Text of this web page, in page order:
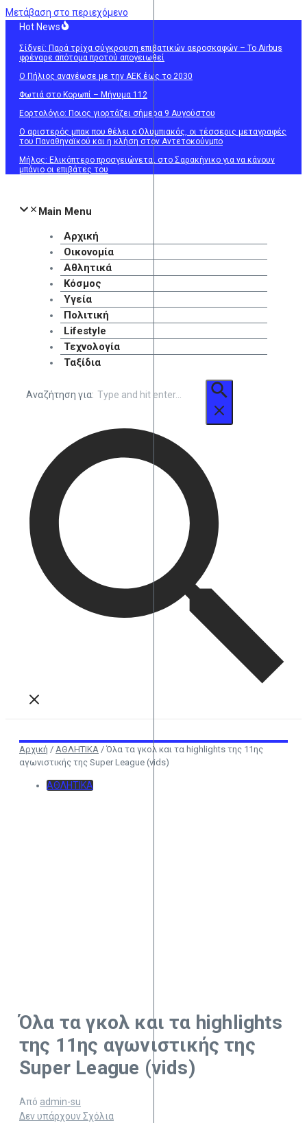
Μετάβαση στο περιεχόμενο
Hot News
Σίδνεϊ: Παρά τρίχα σύγκρουση επιβατικών αεροσκαφών – Το Airbus
φρέναρε απότομα προτού απογειωθεί
O Πήλιος ανανέωσε με την ΑΕΚ έως το 2030
Φωτιά στο Κορωπί – Μήνυμα 112
Εορτολόγιο: Ποιος γιορτάζει σήμερα 9 Αυγούστου
Ο αριστερός μπακ που θέλει ο Ολυμπιακός, οι τέσσερις μεταγραφές
του Παναθηναϊκού και η κλήση στον Αντετοκούνμπο
Μήλος: Ελικόπτερο προσγειώνεται στο Σαρακήνικο για να κάνουν
μπάνιο οι επιβάτες του
Main Menu
Αρχική
Οικονομία
Αθλητικά
Κόσμος
Υγεία
Πολιτική
Lifestyle
Τεχνολογία
Ταξίδια
Αναζήτηση για:
Αρχική / ΑΘΛΗΤΙΚΑ / Όλα τα γκολ και τα highlights της 11ης
αγωνιστικής της Super League (vids)
ΑΘΛΗΤΙΚΑ
Όλα τα γκολ και τα highlights
της 11ης αγωνιστικής της
Super League (vids)
Από admin-su
Δεν υπάρχουν Σχόλια